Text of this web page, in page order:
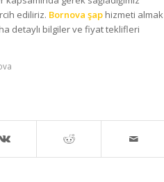
ediliriz. Bornova şap hizmeti almak
detaylı bilgiler ve fiyat teklifleri